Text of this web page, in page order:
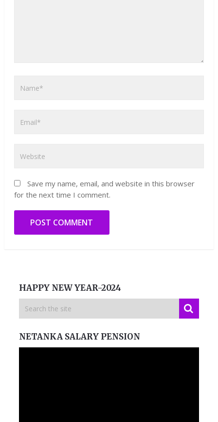
Save my name, email, and website in this browser
for the next time I comment.
HAPPY NEW YEAR-2024
NETANKA SALARY PENSION